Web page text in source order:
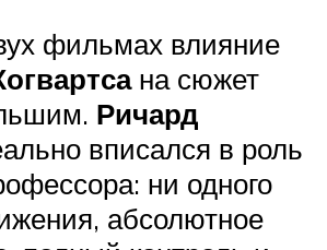
фильмах влияние
на сюжет
Ричард
вписался в роль
ни одного
абсолютное